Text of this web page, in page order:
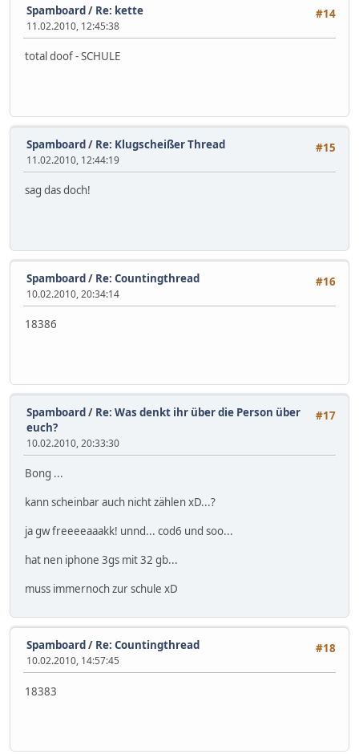
#14
Spamboard/ Re: kette
11.02.2010, 12:45:38
total doof - SCHULE
#15
Spamboard/ Re: Klugscheißer Thread
11.02.2010, 12:44:19
sag das doch!
#16
Spamboard/ Re: Countingthread
10.02.2010, 20:34:14
18386
#17
Spamboard/ Re: Was denkt ihr über die Person über
euch?
10.02.2010, 20:33:30
Bong ...
kann scheinbar auch nicht zählen xD...?
ja gw freeeeaaakk! unnd... cod6 und soo...
hat nen iphone 3gs mit 32 gb...
muss immernoch zur schule xD
#18
Spamboard/ Re: Countingthread
10.02.2010, 14:57:45
18383